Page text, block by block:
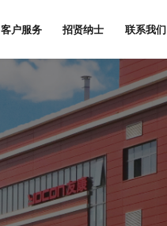
客户服务 招贤纳士 联系我们